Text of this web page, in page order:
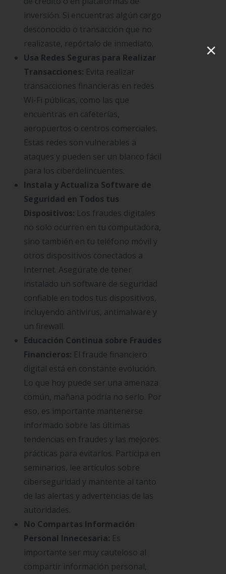
inversión. Si encuentras algún cargo
desconocido o transacción que no
realizaste, repórtalo de inmediato.
Usa Redes Seguras para Realizar
Transacciones: Evita realizar
transacciones financieras en redes
Wi-Fi públicas, como las que
encuentras en cafeterías,
aeropuertos o centros comerciales.
Estas redes son vulnerables a
ataques y pueden ser un blanco fácil
para los ciberdelincuentes.
Instala y Actualiza Software de
Seguridad en Todos tus
Dispositivos: Los fraudes digitales
no solo ocurren en tu computadora,
sino también en tu teléfono móvil y
otros dispositivos conectados a
Internet. Asegúrate de tener
instalado un software de seguridad
confiable en todos tus dispositivos,
incluyendo antivirus, antimalware y
un firewall.
Educación Continua sobre Fraudes
Financieros: El fraude financiero
digital está en constante evolución.
Lo que hoy puede ser una amenaza
común, mañana podría no serlo. Por
eso, es importante mantenerse
informado sobre las últimas
tendencias en fraudes y las mejores
prácticas para evitarlos. Participa en
seminarios, lee artículos sobre
ciberseguridad y mantente al tanto
de las alertas y advertencias de las
autoridades.
No Compartas Información
Personal Innecesaria: Es
importante ser muy cauteloso al
compartir información personal,
×